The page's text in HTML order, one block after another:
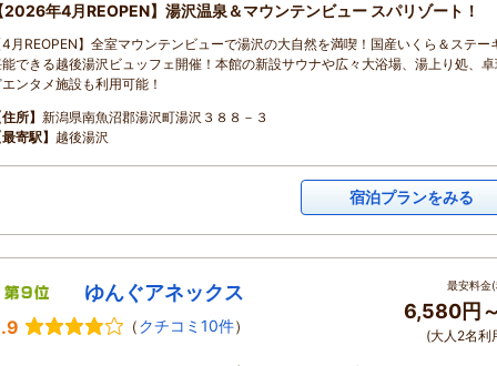
2026年4月REOPEN】湯沢温泉＆マウンテンビュー スパリゾート！
月REOPEN】全室マウンテンビューで湯沢の大自然を満喫！国産いくら＆ステー
できる越後湯沢ビュッフェ開催！本館の新設サウナや広々大浴場、湯上り処、卓
ンタメ施設も利用可能！
所】 新潟県南魚沼郡湯沢町湯沢３８８－３
寄駅】 越後湯沢
宿泊プランをみる
ゆんぐアネックス
（クチコミ10件）
最安料金
6,580円～
(大人2名利